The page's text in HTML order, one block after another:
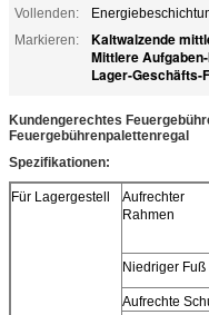
Vollenden:
Markieren:
Kaltwalzende
Mittlere
Lager-Geschäfts-
Kundengerechtes
Feuergebührenpalettenregal
Spezifikationen:
Für Lagergestell
Aufrechter
Rahmen
Niedriger Fuß
Aufrechte